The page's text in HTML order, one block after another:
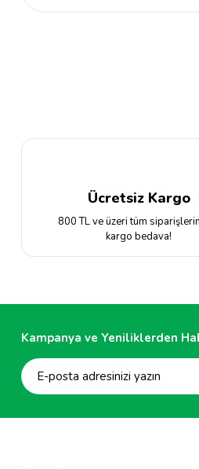
Ürün fiyatı diğer sitelerden
Ücretsiz Kargo
800 TL ve üzeri tüm
kargo bedava!
Kampanya ve Yeniliklerden